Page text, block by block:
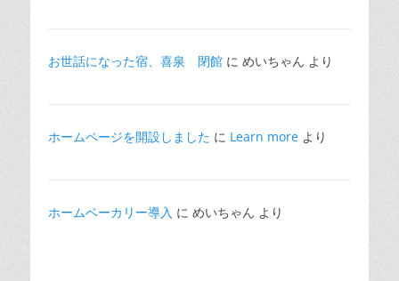
お世話になった宿、喜泉 閉館 に めいちゃん より
ホームページを開設しました に Learn more より
ホームベーカリー導入 に めいちゃん より